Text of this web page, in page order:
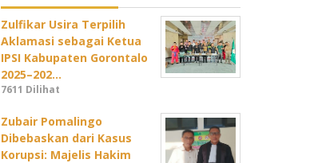
Zulfikar Usira Terpilih
Aklamasi sebagai Ketua
IPSI Kabupaten Gorontalo
2025–202…
7611 Dilihat
Zubair Pomalingo
Dibebaskan dari Kasus
Korupsi: Majelis Hakim